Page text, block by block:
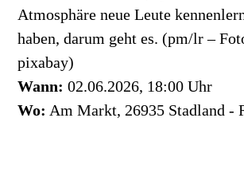
Atmosphäre neue Leute
haben, darum geht es. (pm/lr –
pixabay)
Wann: 02.06.2026, 18:00 Uhr
Wo: Am Markt, 26935 Stadland -